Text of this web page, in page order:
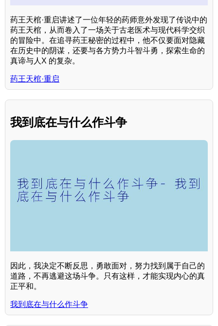
药王天棺·重启讲述了一位年轻的药师意外发现了传说中的
药王天棺，从而卷入了一场关于古老医术与现代科学交织
的冒险中。在追寻药王秘密的过程中，他不仅要面对隐藏
在历史中的阴谋，还要与各方势力斗智斗勇，探索生命的
真谛与人X 的复杂。
药王天棺·重启
我到底在与什么作斗争
因此，我决定不断反思，勇敢面对，努力找到属于自己的
道路，不再逃避这场斗争。只有这样，才能实现内心的真
正平和。
我到底在与什么作斗争